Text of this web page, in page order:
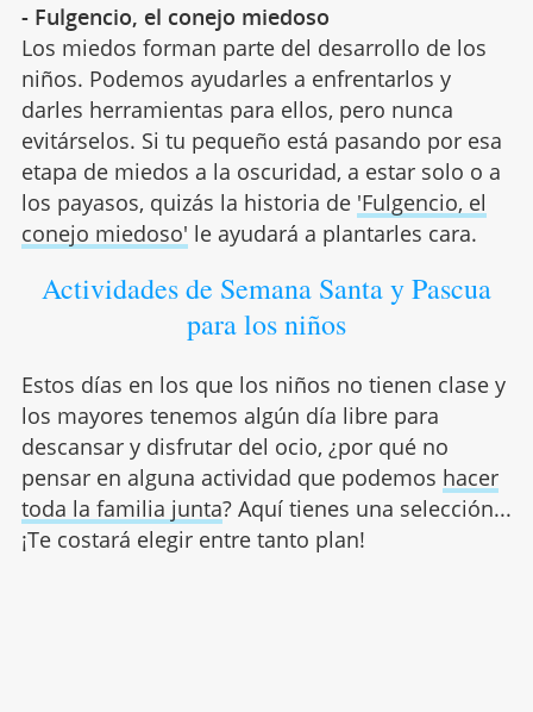
- Fulgencio, el conejo miedoso
Los miedos forman parte del desarrollo de los
niños. Podemos ayudarles a enfrentarlos y
darles herramientas para ellos, pero nunca
evitárselos. Si tu pequeño está pasando por esa
etapa de miedos a la oscuridad, a estar solo o a
los payasos, quizás la historia de 'Fulgencio, el
conejo miedoso' le ayudará a plantarles cara.
Actividades de Semana Santa y Pascua
para los niños
Estos días en los que los niños no tienen clase y
los mayores tenemos algún día libre para
descansar y disfrutar del ocio, ¿por qué no
pensar en alguna actividad que podemos hacer
toda la familia junta? Aquí tienes una selección...
¡Te costará elegir entre tanto plan!